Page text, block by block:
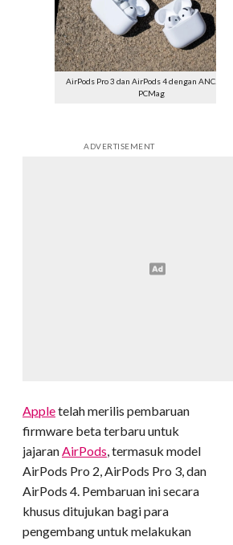
AirPods Pro 3 dan AirPods 4 dengan ANC. Foto:
PCMag
ADVERTISEMENT
Appletelah merilis pembaruan
firmware beta terbaru untuk
jajaranAirPods, termasuk model
AirPods Pro 2, AirPods Pro 3, dan
AirPods 4. Pembaruan ini secara
khusus ditujukan bagi para
pengembang untuk melakukan